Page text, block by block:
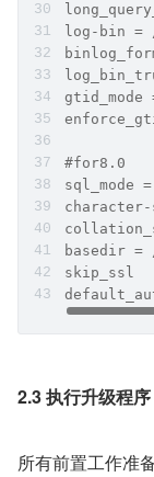
log-bin =
gtid_mode
#for8.0
sql_mode =
basedir =
skip_ssl
2.3 执行升级程序
所有前置工作准